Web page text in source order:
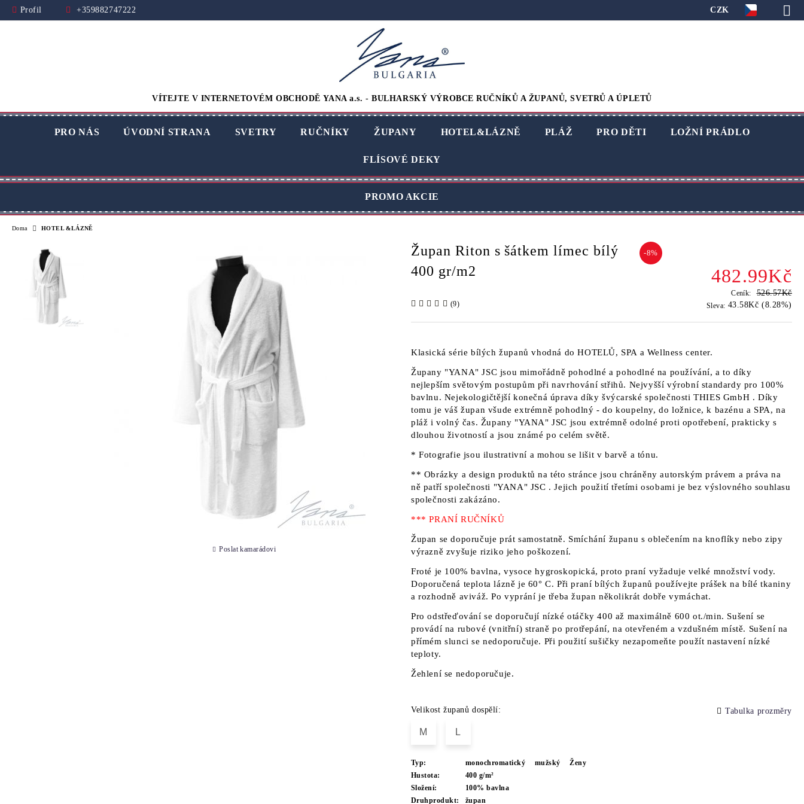
Profil +359882747222 CZK
VÍTEJTE V INTERNETOVÉM OBCHODĚ YANA a.s. - BULHARSKÝ VÝROBCE RUČNÍKŮ A ŽUPANŮ, SVETRŮ A ÚPLETŮ
PRO NÁS ÚVODNÍ STRANA SVETRY RUČNÍKY ŽUPANY HOTEL&LÁZNĚ PLÁŽ PRO DĚTI LOŽNÍ PRÁDLO
FLÍSOVÉ DEKY
PROMO AKCIE
Doma HOTEL &LÁZNĚ
Župan Riton s šátkem límec bílý
400 gr/m2
-8%
482.99Kč
Ceník: 526.57Kč
Sleva: 43.58Kč (8.28%)
(9)
Klasická série bílých županů vhodná do HOTELŮ, SPA a Wellness center.
Župany "YANA" JSC jsou mimořádně pohodlné a pohodlné na používání, a to díky
nejlepším světovým postupům při navrhování střihů. Nejvyšší výrobní standardy pro 100%
bavlnu. Nejekologičtější konečná úprava díky švýcarské společnostiTHIES GmbH . Díky
tomu je váš župan všude extrémně pohodlný - do koupelny, do ložnice, k bazénu a SPA, na
pláž i volný čas. Župany "YANA" JSC jsou extrémně odolné proti opotřebení, prakticky s
dlouhou životností a jsou známé po celém světě.
* Fotografie jsou ilustrativní a mohou se lišit v barvě a tónu.
** Obrázky a design produktů na této stránce jsou chráněny autorským právem a práva na
ně patříspolečnosti "YANA" JSC . Jejich použití třetími osobami je bez výslovného souhlasu
společnosti zakázáno.
*** PRANÍ RUČNÍKŮ
Župan se doporučuje prát samostatně. Smíchání županu s oblečením na knoflíky nebo zipy
výrazně zvyšuje riziko jeho poškození.
Froté je 100% bavlna, vysoce hygroskopická, proto praní vyžaduje velké množství vody.
Doporučená teplota lázně je 60° C. Při praní bílých županů používejte prášek na bílé tkaniny
a rozhodně aviváž. Po vyprání je třeba župan několikrát dobře vymáchat.
Pro odstřeďování se doporučují nízké otáčky 400 až maximálně 600 ot./min. Sušení se
provádí na rubové (vnitřní) straně po protřepání, na otevřeném a vzdušném místě. Sušení na
přímém slunci se nedoporučuje. Při použití sušičky nezapomeňte použít nastavení nízké
teploty.
Žehlení se nedoporučuje.
Velikost županů dospělí: Tabulka prozměry
M L
Typ: monochromatický mužský
Ženy
Hustota:
400 g/m²
Složení:
100% bavlna
Druhprodukt:
župan
Poslat kamarádovi